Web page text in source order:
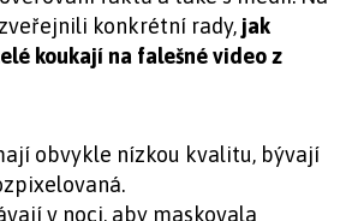
konkrétní rady, jak
koukají na falešné video z
obvykle nízkou kvalitu, bývají
v noci, aby maskovala